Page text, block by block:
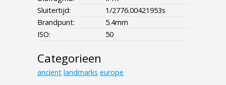
Sluitertijd:
1/2776.00421953s
Brandpunt:
5.4mm
ISO:
50
Categorieen
ancient landmarks europe